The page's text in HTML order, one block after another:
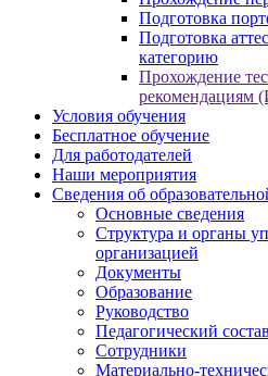
Подготовка
Подготовка
категорию
Прохождение
Условия обучения
Бесплатное обучение
Для работодателей
Наши мероприятия
Сведения об
Основные сведения
Структура и органы
организацией
Документы
Образование
Руководство
Педагогический состав
Сотрудники
Материально-